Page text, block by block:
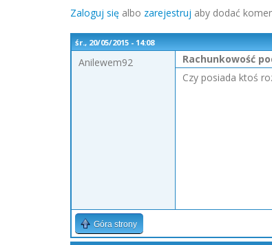
Zaloguj się albo zarejestruj aby dodać
śr., 20/05/2015 - 14:08
Anilewem92
Rachunkowość
Czy posiada ktoś
Góra strony